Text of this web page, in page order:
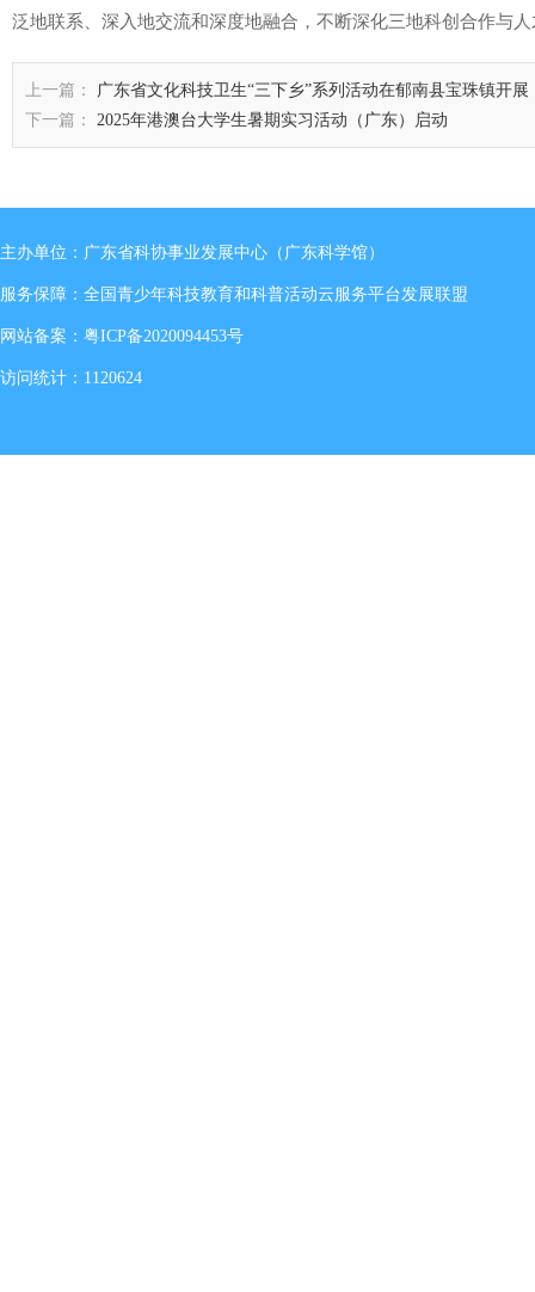
泛地联系、深入地交流和深度地融合，不断深化三地科创合作与
上一篇：
广东省文化科技卫生“三下乡”系列活动在郁南县宝珠镇开展
下一篇：
2025年港澳台大学生暑期实习活动（广东）启动
主办单位：广东省科协事业发展中心（广东科学馆）
服务保障：全国青少年科技教育和科普活动云服务平台发展联盟
网站备案： 粤ICP备2020094453号
访问统计：1120624